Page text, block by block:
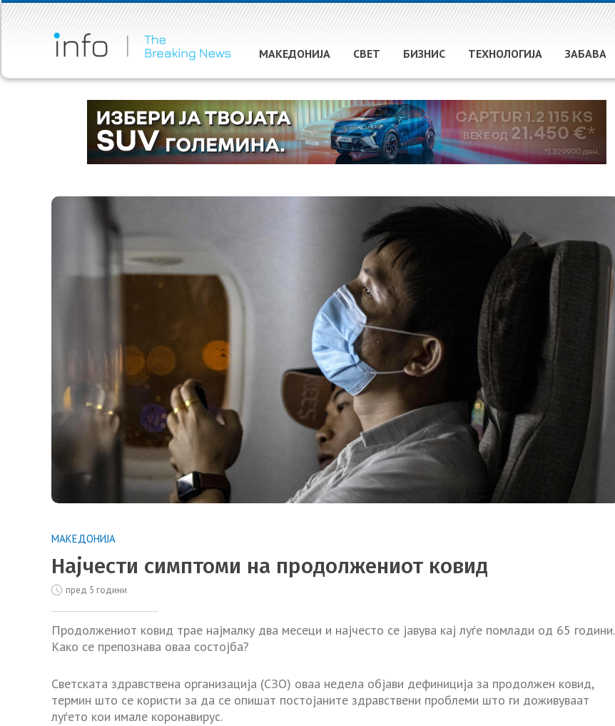
МАКЕДОНИЈА СВЕТ БИЗНИС ТЕХНОЛОГИЈА ЗАБАВА
МАКЕДОНИЈА
Најчести симптоми на продолжениот ковид
пред 5 години
Продолжениот ковид трае најмалку два месеци и најчесто се јавува кај луѓе помлади од 65 години.
Како се препознава оваа состојба?
Светската здравствена организација (СЗО) оваа недела објави дефиниција за продолжен ковид,
термин што се користи за да се опишат постојаните здравствени проблеми што ги доживуваат
луѓето кои имале коронавирус.